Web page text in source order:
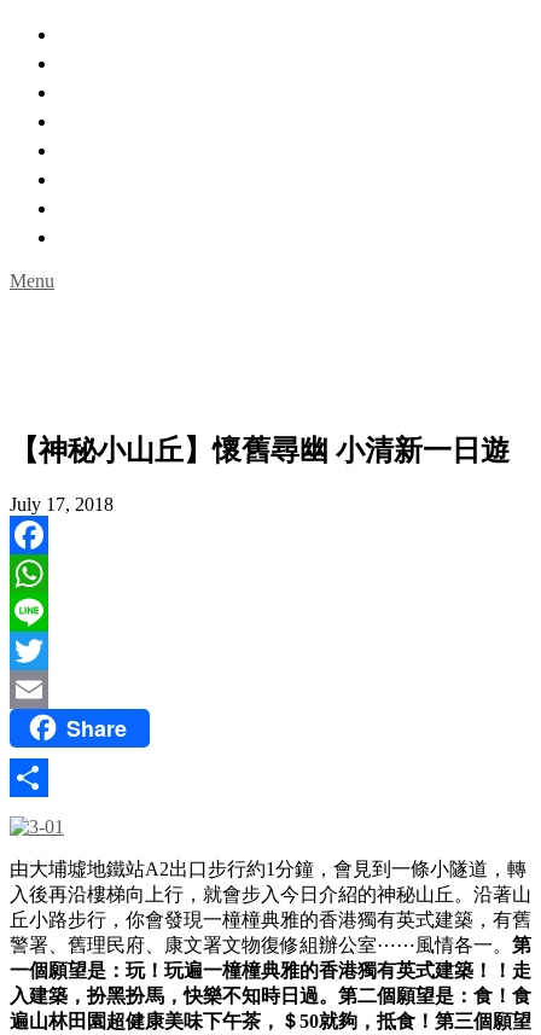
Menu
【神秘小山丘】懷舊尋幽 小清新一日遊
July 17, 2018
Facebook
WhatsApp
Line
Twitter
Email Share
Share
由大埔墟地鐵站A2出口步行約1分鐘，會見到一條小隧道，轉
入後再沿樓梯向上行，就會步入今日介紹的神秘山丘。沿著山
丘小路步行，你會發現一橦橦典雅的香港獨有英式建築，有舊
警署、舊理民府、康文署文物復修組辦公室⋯⋯風情各一。 第
一個願望是：玩！玩遍一橦橦典雅的香港獨有英式建築！！走
入建築，扮黑扮馬，快樂不知時日過。 第二個願望是：食！食
遍山林田園超健康美味下午茶，＄50就夠，抵食！ 第三個願望